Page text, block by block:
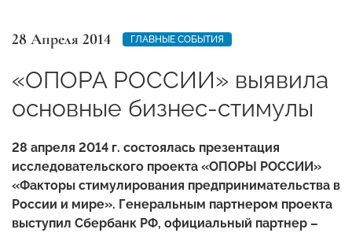
28 Апреля 2014 ГЛАВНЫЕ СОБЫТИЯ
«ОПОРА РОССИИ» выявила
основные бизнес-стимулы
28 апреля 2014 г. состоялась презентация
исследовательского проекта «ОПОРЫ РОССИИ»
«Факторы стимулирования предпринимательства в
России и мире». Генеральным партнером проекта
выступил Сбербанк РФ, официальный партнер –